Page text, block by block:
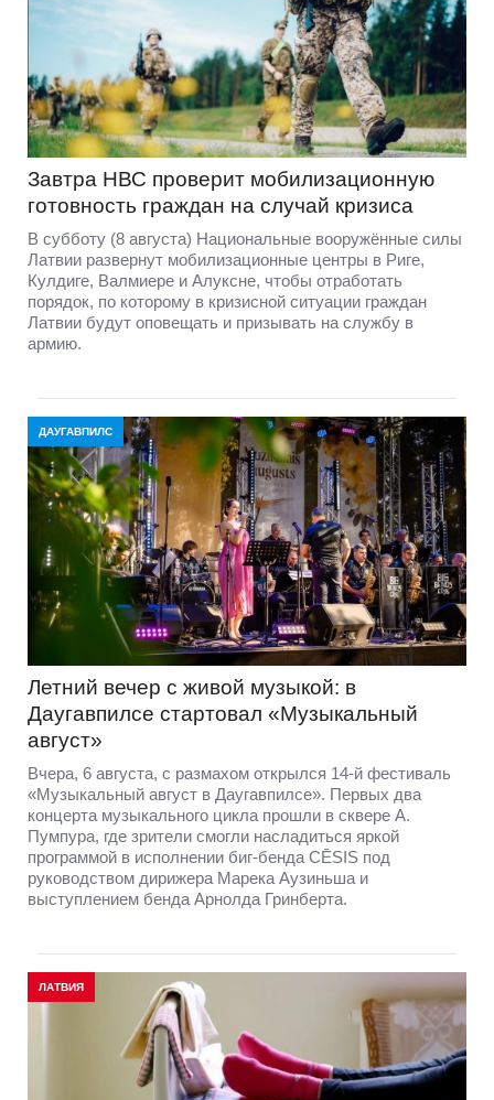
Завтра НВС проверит мобилизационную
готовность граждан на случай кризиса
В субботу (8 августа) Национальные вооружённые силы
Латвии развернут мобилизационные центры в Риге,
Кулдиге, Валмиере и Алуксне, чтобы отработать
порядок, по которому в кризисной ситуации граждан
Латвии будут оповещать и призывать на службу в
армию.
ДАУГАВПИЛС
Летний вечер с живой музыкой: в
Даугавпилсе стартовал «Музыкальный
август»
Вчера, 6 августа, с размахом открылся 14-й фестиваль
«Музыкальный август в Даугавпилсе». Первых два
концерта музыкального цикла прошли в сквере А.
Пумпура, где зрители смогли насладиться яркой
программой в исполнении биг-бенда CĒSIS под
руководством дирижера Марека Аузиньша и
выступлением бенда Арнолда Гринберта.
ЛАТВИЯ